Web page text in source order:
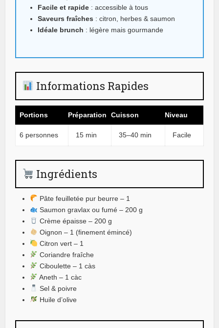
Facile et rapide : accessible à tous
Saveurs fraîches : citron, herbes & saumon
Idéale brunch : légère mais gourmande
Informations Rapides
Portions Préparation Cuisson Niveau
6 personnes 15 min 35–40 min Facile
Ingrédients
Pâte feuilletée pur beurre – 1
Saumon gravlax ou fumé – 200 g
Crème épaisse – 200 g
Oignon – 1 (finement émincé)
Citron vert – 1
Coriandre fraîche
Ciboulette – 1 càs
Aneth – 1 càc
Sel & poivre
Huile d’olive